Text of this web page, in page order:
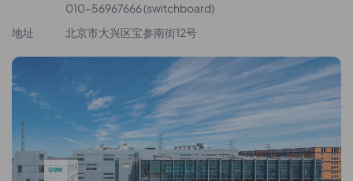
010-56967666 (switchboard)
地址
北京市大兴区宝参南街12号